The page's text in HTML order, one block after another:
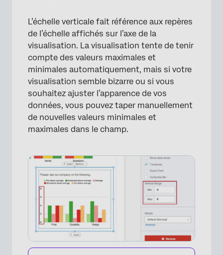
L’échelle verticale fait référence aux repères
de l’échelle affichés sur l’axe de la
visualisation. La visualisation tente de tenir
compte des valeurs maximales et
minimales automatiquement, mais si votre
visualisation semble bizarre ou si vous
souhaitez ajuster l’apparence de vos
données, vous pouvez taper manuellement
de nouvelles valeurs minimales et
maximales dans le champ.